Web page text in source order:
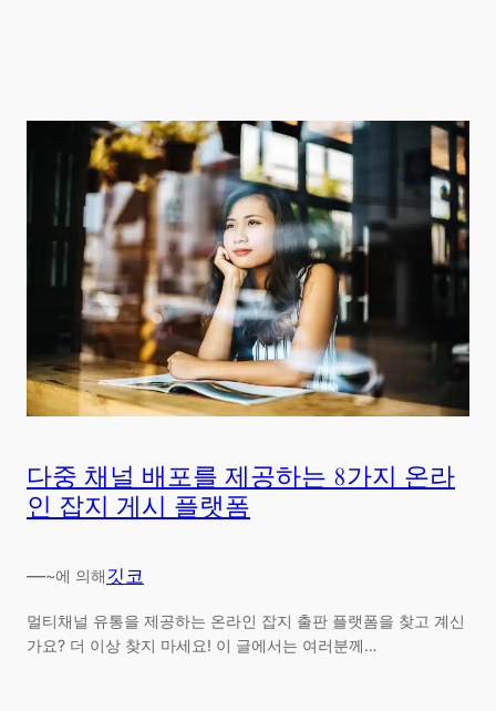
다중 채널 배포를 제공하는 8가지 온라
인 잡지 게시 플랫폼
—~에 의해깃코
멀티채널 유통을 제공하는 온라인 잡지 출판 플랫폼을 찾고 계신
가요? 더 이상 찾지 마세요! 이 글에서는 여러분께…